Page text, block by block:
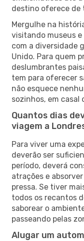
destino oferece de
Mergulhe na
visitando museus
com a diversidade
Unido. Para quem
deslumbrantes
tem para oferecer
não esquece
sozinhos, em casal
Quantos dias
viagem a
Para viver uma
deverão ser
período, deverá
atrações e
pressa. Se tiver
todos os recantos
saborear o
passeando pelas
Alugar um